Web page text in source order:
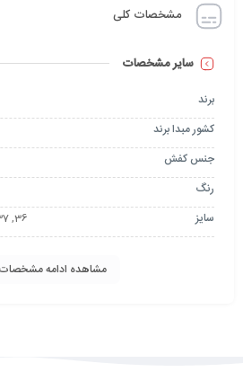
مشخصات کلی
سایر مشخصات
برند
کشور مبدا برند
جنس کفش
رنگ
سایز
36, 37, 38, 39, 40, 41, 42, 43, 44
مشاهده ادامه مشخصات